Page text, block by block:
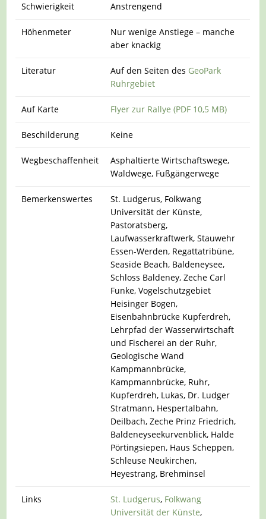
Schwierigkeit Anstrengend
Höhenmeter
Nur wenige Anstiege – manche
aber knackig
Literatur Auf den Seiten des GeoPark
Ruhrgebiet
Auf Karte Flyer zur Rallye (PDF 10,5 MB)
Beschilderung Keine
Wegbeschaffenheit
Asphaltierte Wirtschaftswege,
Waldwege, Fußgängerwege
Bemerkenswertes
St. Ludgerus, Folkwang
Universität der Künste,
Pastoratsberg,
Laufwasserkraftwerk, Stauwehr
Essen-Werden, Regattatribüne,
Seaside Beach, Baldeneysee,
Schloss Baldeney, Zeche Carl
Funke, Vogelschutzgebiet
Heisinger Bogen,
Eisenbahnbrücke Kupferdreh,
Lehrpfad der Wasserwirtschaft
und Fischerei an der Ruhr,
Geologische Wand
Kampmannbrücke,
Kampmannbrücke, Ruhr,
Kupferdreh, Lukas, Dr. Ludger
Stratmann, Hespertalbahn,
Deilbach, Zeche Prinz Friedrich,
Baldeneyseekurvenblick, Halde
Pörtingsiepen, Haus Scheppen,
Schleuse Neukirchen,
Heyestrang, Brehminsel
Links St. Ludgerus, Folkwang
Universität der Künste,